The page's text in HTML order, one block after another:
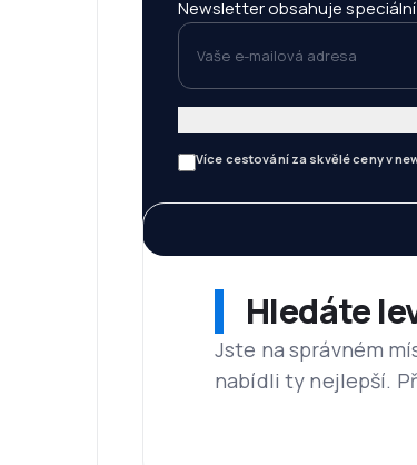
Newsletter obsahuje
Vaše e-mailová adresa
Více cestování za skvělé ceny v
Hledáte
Jste na správném
nabídli ty nejlepší.